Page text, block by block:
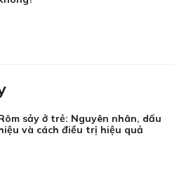
sảy ở trẻ: Nguyên nhân, dấu
và cách điều trị hiệu quả